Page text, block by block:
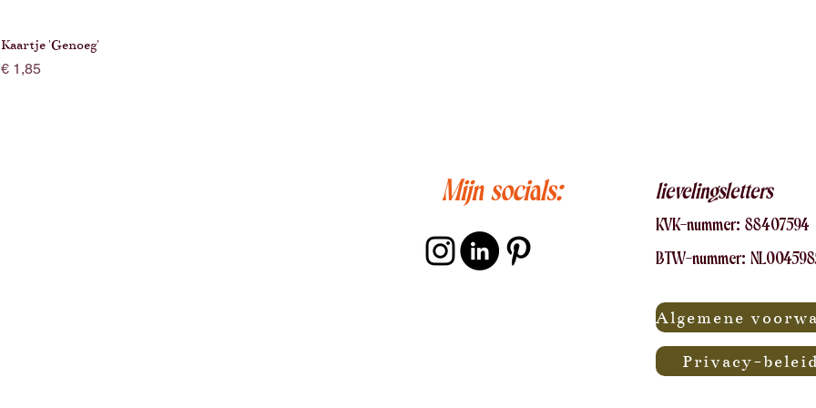
Kaartje 'Genoeg'
Prijs
€ 1,85
Mijn socials: lievelingsletters
KVK-nummer: 88407594
BTW-nummer:
Privacy-beleid